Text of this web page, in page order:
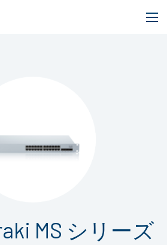
MS シリーズ